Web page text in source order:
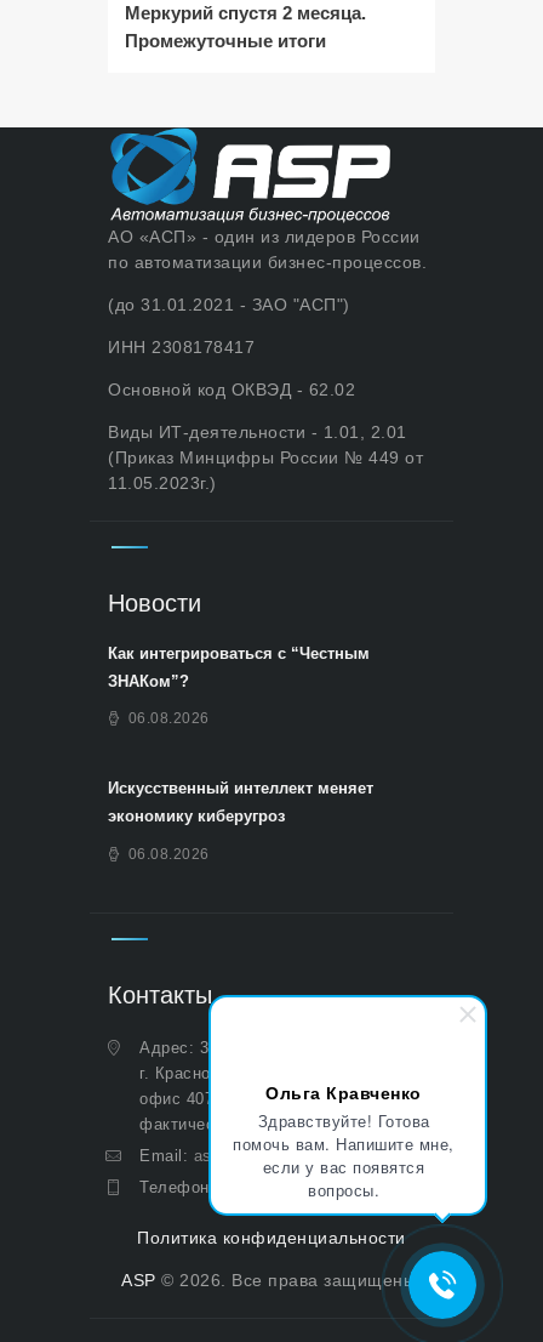
Ольга Кравченко
Здравствуйте! Готова
помочь вам. Напишите мне,
если у вас появятся
вопросы.
Меркурий спустя 2 месяца.
Промежуточные итоги
АО «АСП» - один из лидеров России
по автоматизации бизнес-процессов.
(до 31.01.2021 - ЗАО "АСП")
ИНН 2308178417
Основной код ОКВЭД - 62.02
Виды ИТ-деятельности - 1.01, 2.01
(Приказ Минцифры России № 449 от
11.05.2023г.)
Новости
Как интегрироваться с “Честным
ЗНАКом”?
06.08.2026
Искусственный интеллект меняет
экономику киберугроз
06.08.2026
Контакты
Адрес: 350051, Краснодарский край,
г. Краснодар, ул. Дальняя, д. 27,
офис 407 (Юридический и
фактический)
Email: asp@aoasp.ru
Телефон:
+7 (499) 380-83-05
Политика конфиденциальности
ASP © 2026. Все права защищены.